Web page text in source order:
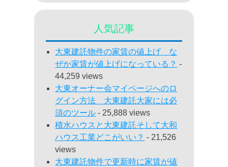
人気記事
大東建託物件の家賃の値上げ な
ぜか家賃が値上げになっている？ -
44,259 views
大東オーナー会マイページへのロ
グイン方法 大東建託大家には必
須のツール - 25,888 views
積水ハウスと大東建託そして大和
ハウス工業どこがいい？ - 21,526
views
大東建託物件で更新時に家賃が値